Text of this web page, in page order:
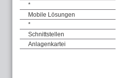
*
Mobile Lösungen
*
Schnittstellen
Anlagenkartei